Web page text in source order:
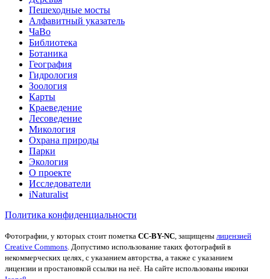
Пешеходные мосты
Алфавитный указатель
ЧаВо
Библиотека
Ботаника
География
Гидрология
Зоология
Карты
Краеведение
Лесоведение
Микология
Охрана природы
Парки
Экология
О проекте
Исследователи
iNaturalist
Политика конфиденциальности
Фотографии, у которых стоит пометка CC-BY-NC , защищены лицензией
Creative Commons . Допустимо использование таких фотографий в
некоммерческих целях, с указанием авторства, а также с указанием
лицензии и простановкой ссылки на неё. На сайте использованы иконки